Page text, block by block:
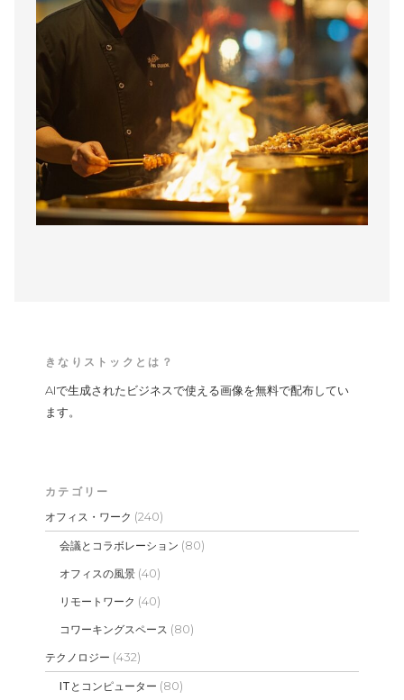
きなりストックとは？
AIで生成されたビジネスで使える画像を無料で配布してい
ます。
カテゴリー
オフィス・ワーク (240)
会議とコラボレーション (80)
オフィスの風景 (40)
リモートワーク (40)
コワーキングスペース (80)
テクノロジー (432)
ITとコンピューター (80)